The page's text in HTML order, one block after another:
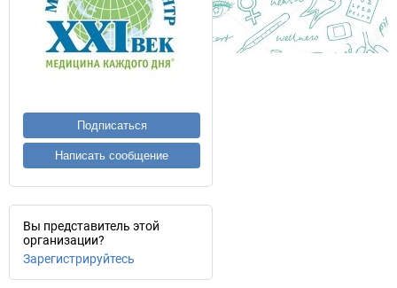
Подписаться
Написать сообщение
Вы представитель этой
организации?
Зарегистрируйтесь